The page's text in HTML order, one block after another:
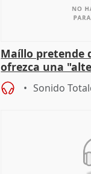
Maíllo pretende
ofrezca una
gobierno" con
Sonido